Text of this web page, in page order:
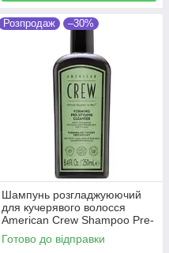
Розпродаж –30%
Шампунь розгладжуюючий
для кучерявого волосся
American Crew Shampoo Pre-
styling Forming 250 мл
Готово до відправки